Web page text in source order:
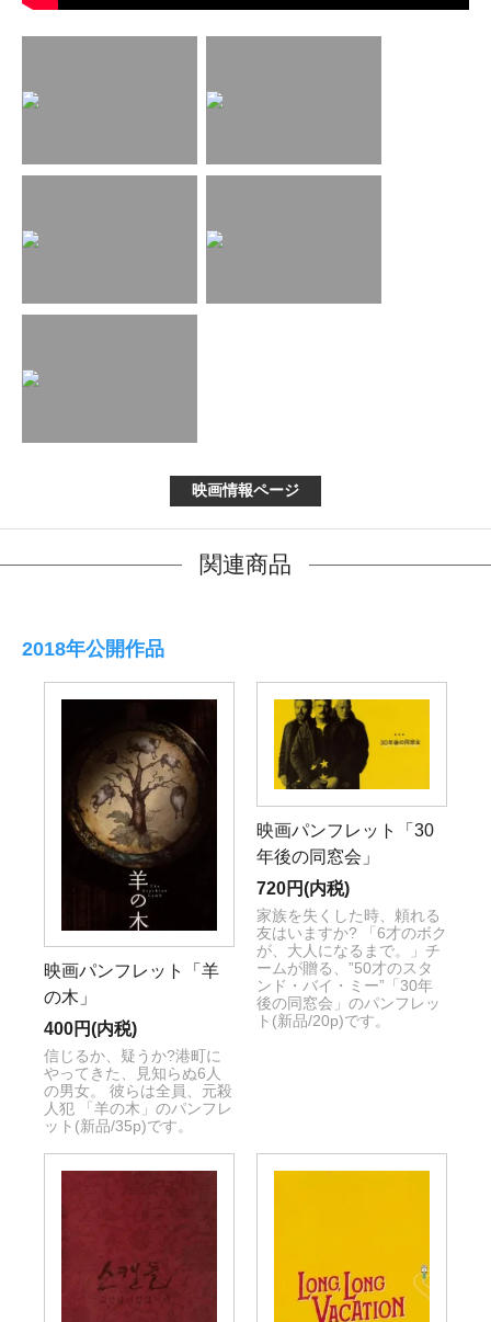
映画情報ページ
関連商品
2018年公開作品
映画パンフレット「羊
の木」
400円(内税)
信じるか、疑うか?港町に
やってきた、見知らぬ6人
の男女。 彼らは全員、元殺
人犯 「羊の木」のパンフレ
ット(新品/35p)です。
映画パンフレット「30
年後の同窓会」
720円(内税)
家族を失くした時、頼れる
友はいますか? 「6才のボク
が、大人になるまで。」チ
ームが贈る、”50才のスタ
ンド・バイ・ミー”「30年
後の同窓会」のパンフレッ
ト(新品/20p)です。